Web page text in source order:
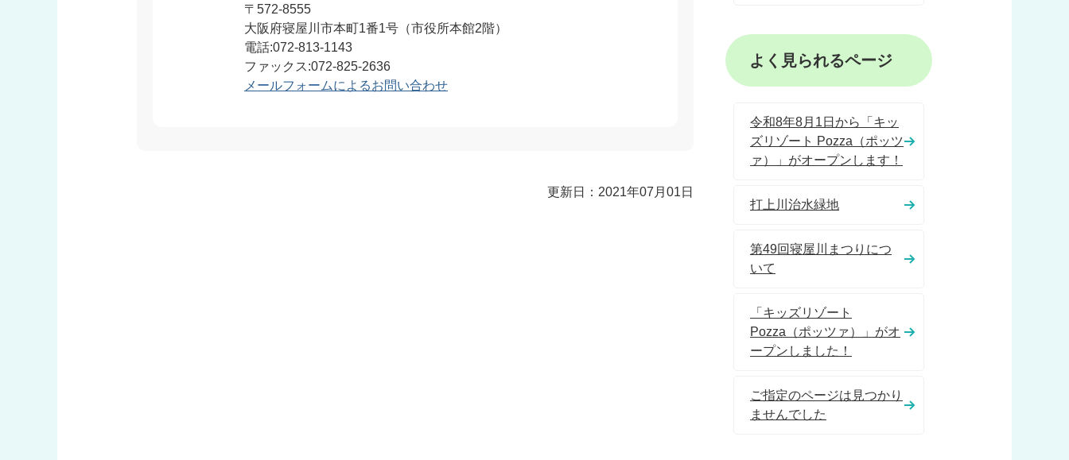
〒572-8555
大阪府寝屋川市本町1番1号（市役所本館2階）
電話:072-813-1143
ファックス:072-825-2636
メールフォームによるお問い合わせ
更新日：2021年07月01日
よく見られるページ
令和8年8月1日から「キッ
ズリゾート Pozza（ポッツ
ァ）」がオープンします！
打上川治水緑地
第49回寝屋川まつりにつ
いて
「キッズリゾート
Pozza（ポッツァ）」がオ
ープンしました！
ご指定のページは見つかり
ませんでした